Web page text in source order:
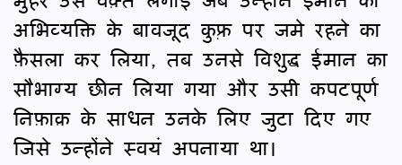
अभिव्यक्ति के बावजूद कुफ़्र पर जमे रहने का
फ़ैसला कर लिया, तब उनसे विशुद्ध ईमान का
सौभाग्य छीन लिया गया और उसी कपटपूर्ण
निफ़ाक़ के साधन उनके लिए जुटा दिए गए
जिसे उन्होंने स्वयं अपनाया था।